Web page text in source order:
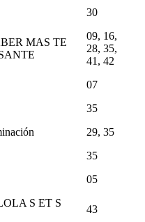
30
MAS TE
09, 16,
28, 35,
41, 42
07
35
29, 35
35
05
S ET S
43